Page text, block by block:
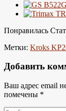
Понравилась
Метки: Kroks
Добавить
Ваш адрес email
помечены *